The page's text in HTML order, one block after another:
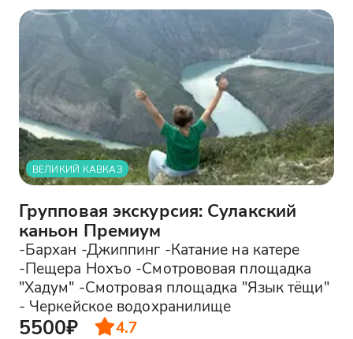
ВЕЛИКИЙ КАВКАЗ
Групповая экскурсия: Сулакский
каньон Премиум
-Бархан -Джиппинг -Катание на катере
-Пещера Нохъо -Смотрововая площадка
"Хадум" -Смотровая площадка "Язык тёщи"
- Черкейское водохранилище
5500₽ 4.7